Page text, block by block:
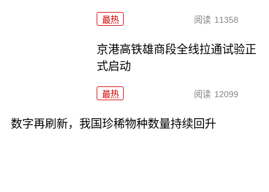
最热 阅读 11358
京港高铁雄商段全线拉通试验正
式启动
最热 阅读 12099
数字再刷新，我国珍稀物种数量持续回升